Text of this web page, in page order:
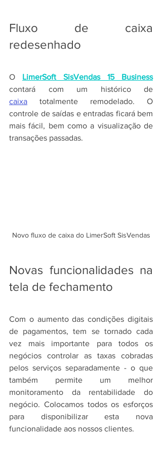
Fluxo de caixa
redesenhado
O LimerSoft SisVendas 15 Business
caixa totalmente remodelado. O
controle de saídas e entradas ficará bem
mais fácil, bem como a visualização de
transações passadas.
Novo fluxo de caixa do LimerSoft SisVendas
Novas funcionalidades na
tela de fechamento
Com o aumento das condições digitais
de pagamentos, tem se tornado cada
vez mais importante para todos os
negócios controlar as taxas cobradas
pelos serviços separadamente - o que
também permite um melhor
monitoramento da rentabilidade do
negócio. Colocamos todos os esforços
para disponibilizar esta nova
funcionalidade aos nossos clientes.